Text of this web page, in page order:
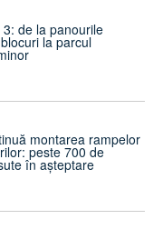
de la panourile
la parcul
montarea rampelor
peste 700 de
în așteptare